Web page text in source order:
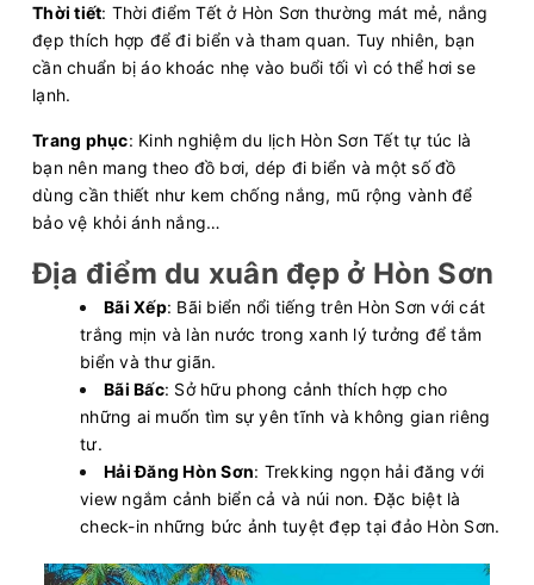
Thời tiết: Thời điểm Tết ở Hòn Sơn thường mát mẻ, nắng
đẹp thích hợp để đi biển và tham quan. Tuy nhiên, bạn
cần chuẩn bị áo khoác nhẹ vào buổi tối vì có thể hơi se
lạnh.
Trang phục: Kinh nghiệm du lịch Hòn Sơn Tết tự túc là
bạn nên mang theo đồ bơi, dép đi biển và một số đồ
dùng cần thiết như kem chống nắng, mũ rộng vành để
bảo vệ khỏi ánh nắng…
Địa điểm du xuân đẹp ở Hòn Sơn
Bãi Xếp: Bãi biển nổi tiếng trên Hòn Sơn với cát
trắng mịn và làn nước trong xanh lý tưởng để tắm
biển và thư giãn.
Bãi Bấc: Sở hữu phong cảnh thích hợp cho
những ai muốn tìm sự yên tĩnh và không gian riêng
tư.
Hải Đăng Hòn Sơn: Trekking ngọn hải đăng với
view ngắm cảnh biển cả và núi non. Đặc biệt là
check-in những bức ảnh tuyệt đẹp tại đảo Hòn Sơn.